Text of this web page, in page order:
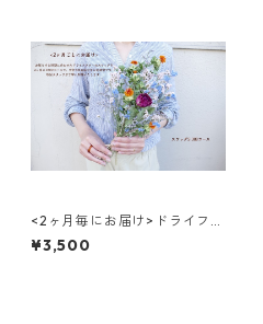
<2ヶ月毎にお届け>ドライフラ
ワーのスワッグ(S) 3回コース
¥3,500